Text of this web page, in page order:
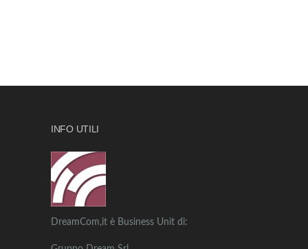
INFO UTILI
DreamCom,it è Business Unit di: